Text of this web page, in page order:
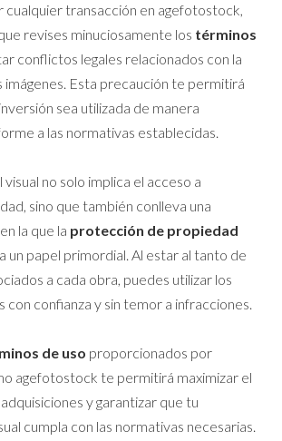
cualquier transacción en agefotostock,
revises minuciosamente los términos
conflictos legales relacionados con la
imágenes. Esta precaución te permitirá
sea utilizada de manera
a las normativas establecidas.
no solo implica el acceso a
sino que también conlleva una
la que la protección de propiedad
un papel primordial. Al estar al tanto de
a cada obra, puedes utilizar los
con confianza y sin temor a infracciones.
de uso proporcionados por
agefotostock te permitirá maximizar el
y garantizar que tu
cumpla con las normativas necesarias.